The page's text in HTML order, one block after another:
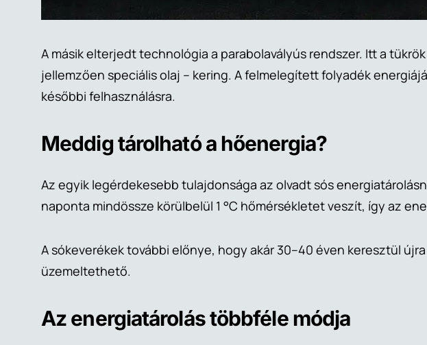
A másik elterjedt technológia a parabolavályús rendszer. Itt a
jellemzően speciális olaj – kering. A felmelegített folyadék
későbbi felhasználásra.
Meddig tárolható a hőenergia?
Az egyik legérdekesebb tulajdonsága az olvadt sós
naponta mindössze körülbelül 1 °C hőmérsékletet veszít, így az
A sókeverékek további előnye, hogy akár 30–40 éven keresztül
üzemeltethető.
Az energiatárolás többféle módja